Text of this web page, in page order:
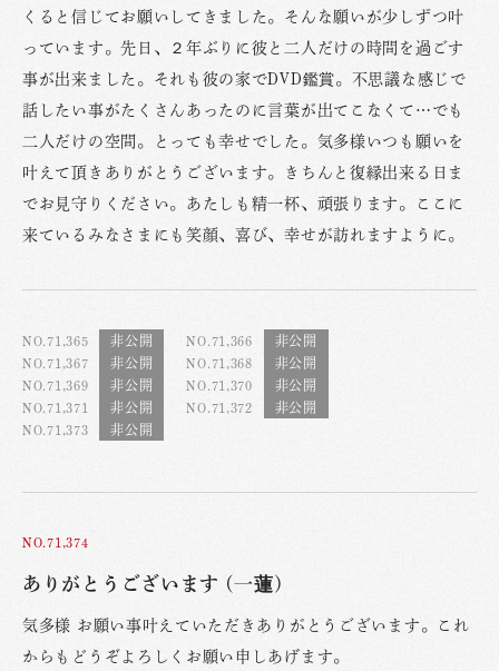
くると信じてお願いしてきました。そんな願いが少しずつ叶
っています。先日、２年ぶりに彼と二人だけの時間を過ごす
事が出来ました。それも彼の家でDVD鑑賞。不思議な感じで
話したい事がたくさんあったのに言葉が出てこなくて…でも
二人だけの空間。とっても幸せでした。気多様いつも願いを
叶えて頂きありがとうございます。きちんと復縁出来る日ま
でお見守りください。あたしも精一杯、頑張ります。ここに
来ているみなさまにも笑顔、喜び、幸せが訪れますように。
NO.71,365
NO.71,366
NO.71,367
NO.71,368
NO.71,369
NO.71,370
NO.71,371
NO.71,372
NO.71,373
NO.71,374
ありがとうございます (一蓮)
気多様 お願い事叶えていただきありがとうございます。これ
からもどうぞよろしくお願い申しあげます。